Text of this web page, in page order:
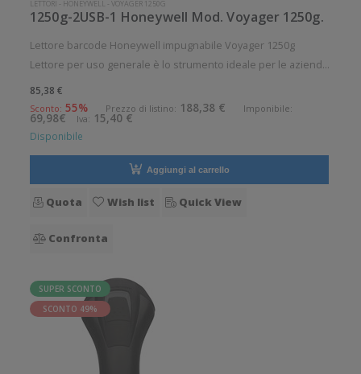
LETTORI - HONEYWELL -VOYAGER 1250G
1250g-2USB-1 Honeywell Mod. Voyager 1250g.
Lettore barcode Honeywell impugnabile Voyager 1250g
Lettore per uso generale è lo strumento ideale per le aziende
che desiderano migliorare le applicazioni quotidiane di lettura
dei codici a barre. Angolo di scansione verticale: 1° Angolo di
sca
85,38 €
Sconto: 55% Prezzo di listino: 188,38 € Imponibile:
69,98€ Iva: 15,40 €
Disponibile
Aggiungi al carrello
Quota Wish list Quick View
Confronta
SUPER SCONTO
SCONTO 49%